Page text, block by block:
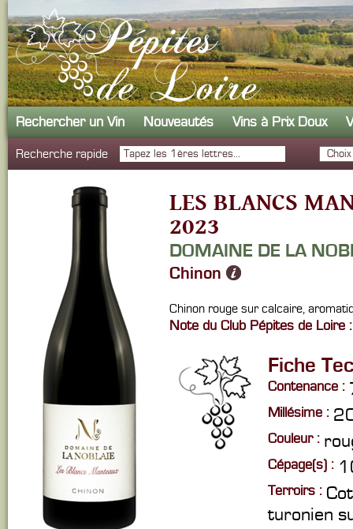
Rechercher un Vin Nouveautés Vins à Prix Doux
Recherche rapide
LES BLANCS
2023
DOMAINE DE LA
Chinon
Chinon rouge sur calcaire,
Note du Club Pépites de Loire :
Fiche
Contenance :
Millésime :
Couleur :
Cépage(s) :
Terroirs :
turonien